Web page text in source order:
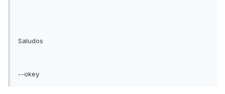
Saludos
--okey